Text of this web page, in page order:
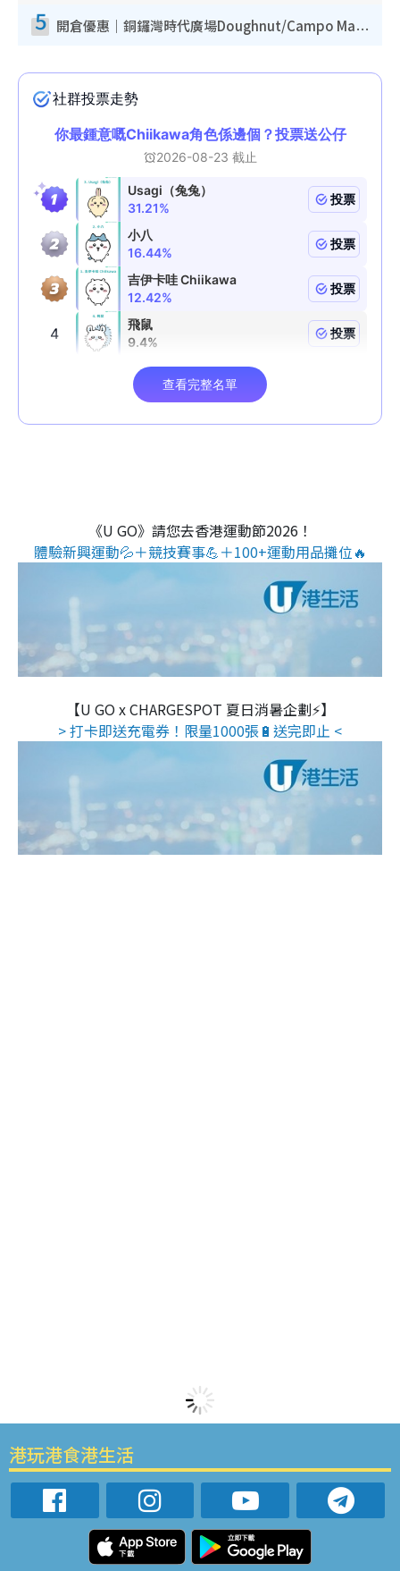
5 開倉優惠｜銅鑼灣時代廣場Doughnut/Campo Marzio開倉低至1折！背囊、書包、手袋劈價$200起
《U GO》請您去香港運動節2026！
體驗新興運動💦＋競技賽事💪＋100+運動用品攤位🔥
【U GO x CHARGESPOT 夏日消暑企劃⚡】
> 打卡即送充電券！限量1000張🔋送完即止 <
港玩港食港生活